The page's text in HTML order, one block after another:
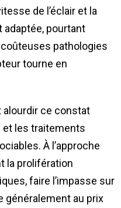
de l’éclair et la
pourtant
pathologies
tourne en
alourdir ce constat
et les traitements
À l’approche
la prolifération
faire l’impasse sur
généralement au prix